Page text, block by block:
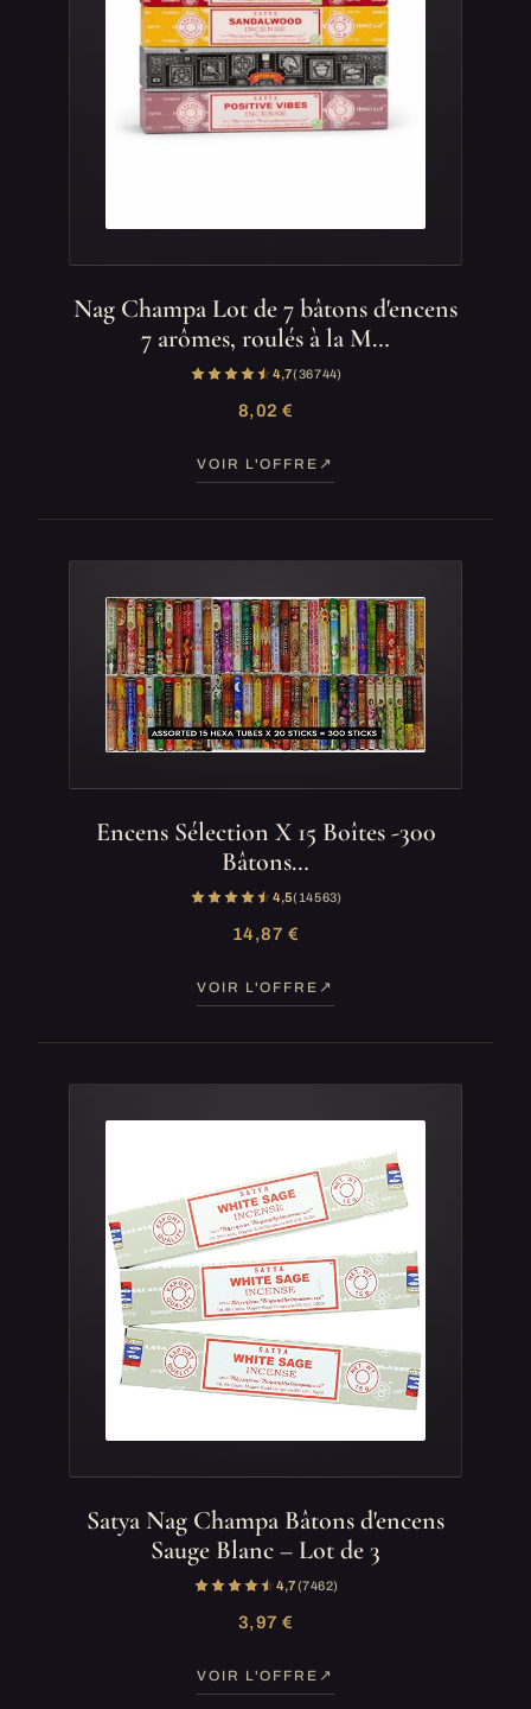
Nag Champa Lot de 7 bâtons d'encens
7 arômes, roulés à la M…
4,7(36 744)
8,02 €
VOIR L'OFFRE
Encens Sélection X 15 Boîtes -300
Bâtons…
4,5(14 563)
14,87 €
VOIR L'OFFRE
Satya Nag Champa Bâtons d'encens
Sauge Blanc – Lot de 3
4,7(7 462)
3,97 €
VOIR L'OFFRE